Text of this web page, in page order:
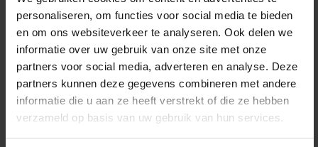
personaliseren, om functies voor social media te bieden
en om ons websiteverkeer te analyseren. Ook delen we
informatie over uw gebruik van onze site met onze
partners voor social media, adverteren en analyse. Deze
partners kunnen deze gegevens combineren met andere
informatie die u aan ze heeft verstrekt of die ze hebben
verzameld op basis van uw gebruik van hun services.
-10%
Prosper 24 - Grey Light
Prosper 24 - Grey Light